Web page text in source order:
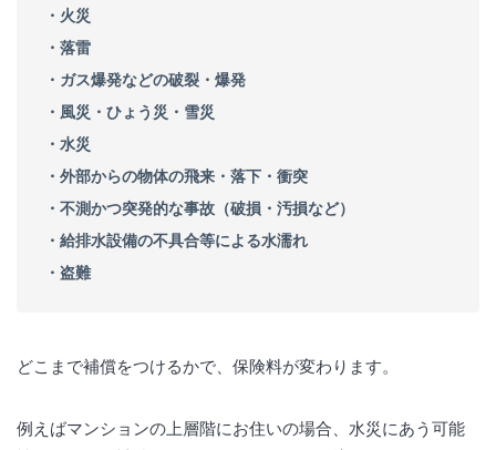
・火災
・落雷
・ガス爆発などの破裂・爆発
・風災・ひょう災・雪災
・水災
・外部からの物体の飛来・落下・衝突
・不測かつ突発的な事故（破損・汚損など）
・給排水設備の不具合等による水濡れ
・盗難
どこまで補償をつけるかで、保険料が変わります。
例えばマンションの上層階にお住いの場合、水災にあう可能